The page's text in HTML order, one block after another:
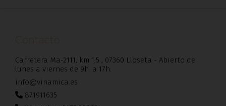
Carretera Ma-2111, km 1,5 , 07360 Lloseta - Abierto de
lunes a viernes de 9h. a 17h.
info@vinamica.es
871911635